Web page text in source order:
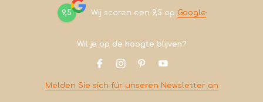
9,5 Wij scoren een 9,5 op Google
Wil je op de hoogte blijven?
Melden Sie sich für unseren Newsletter an